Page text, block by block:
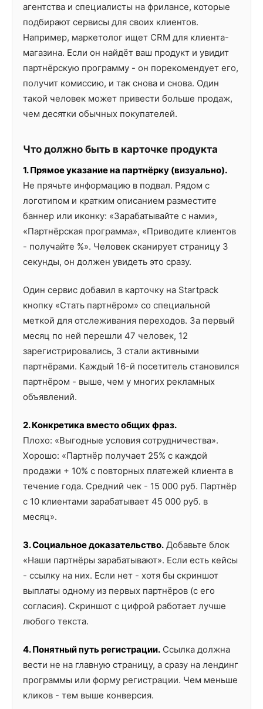
агентства и специалисты на фрилансе, которые
подбирают сервисы для своих клиентов.
Например, маркетолог ищет CRM для клиента-
магазина. Если он найдёт ваш продукт и увидит
партнёрскую программу - он порекомендует его,
получит комиссию, и так снова и снова. Один
такой человек может привести больше продаж,
чем десятки обычных покупателей.
Что должно быть в карточке продукта
1. Прямое указание на партнёрку (визуально).
Не прячьте информацию в подвал. Рядом с
логотипом и кратким описанием разместите
баннер или иконку: «Зарабатывайте с нами»,
«Партнёрская программа», «Приводите клиентов
- получайте %». Человек сканирует страницу 3
секунды, он должен увидеть это сразу.
Один сервис добавил в карточку на Startpack
кнопку «Стать партнёром» со специальной
меткой для отслеживания переходов. За первый
месяц по ней перешли 47 человек, 12
зарегистрировались, 3 стали активными
партнёрами. Каждый 16-й посетитель становился
партнёром - выше, чем у многих рекламных
объявлений.
2. Конкретика вместо общих фраз.
Плохо: «Выгодные условия сотрудничества».
Хорошо: «Партнёр получает 25% с каждой
продажи + 10% с повторных платежей клиента в
течение года. Средний чек - 15 000 руб. Партнёр
с 10 клиентами зарабатывает 45 000 руб. в
месяц».
3. Социальное доказательство. Добавьте блок
«Наши партнёры зарабатывают». Если есть кейсы
- ссылку на них. Если нет - хотя бы скриншот
выплаты одному из первых партнёров (с его
согласия). Скриншот с цифрой работает лучше
любого текста.
4. Понятный путь регистрации. Ссылка должна
вести не на главную страницу, а сразу на лендинг
программы или форму регистрации. Чем меньше
кликов - тем выше конверсия.